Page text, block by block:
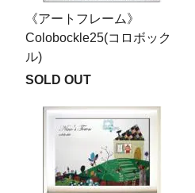
《アートフレーム》
Colobockle25(コロボック
ル)
SOLD OUT